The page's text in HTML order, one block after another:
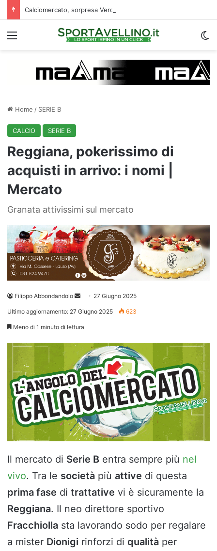
Menu
Home / SERIE B
CALCIO SERIE B
Reggiana, pokerissimo di
acquisti in arrivo: i nomi |
Mercato
Granata attivissimi sul mercato
Filippo Abbondandolo
Invia 27 Giugno 2025
Ultimo aggiornamento: 27 Giugno 2025 623
Meno di 1 minuto di lettura
Il mercato di Serie B entra sempre più nel
vivo. Tra le società più attive di questa
prima fase di trattative vi è sicuramente la
Reggiana. Il neo direttore sportivo
Fracchiolla sta lavorando sodo per regalare
a mister Dionigi rinforzi di qualità per